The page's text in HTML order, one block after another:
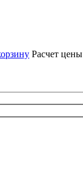
Расчет цены